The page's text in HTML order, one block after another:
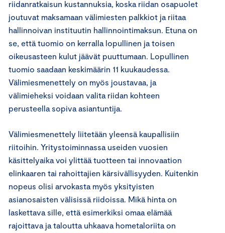
riidanratkaisun kustannuksia, koska riidan osapuolet
joutuvat maksamaan välimiesten palkkiot ja riitaa
hallinnoivan instituutin hallinnointimaksun. Etuna on
se, että tuomio on kerralla lopullinen ja toisen
oikeusasteen kulut jäävät puuttumaan. Lopullinen
tuomio saadaan keskimäärin 11 kuukaudessa.
Välimiesmenettely on myös joustavaa, ja
välimieheksi voidaan valita riidan kohteen
perusteella sopiva asiantuntija.
Välimiesmenettely liitetään yleensä kaupallisiin
riitoihin. Yritystoiminnassa useiden vuosien
käsittelyaika voi ylittää tuotteen tai innovaation
elinkaaren tai rahoittajien kärsivällisyyden. Kuitenkin
nopeus olisi arvokasta myös yksityisten
asianosaisten välisissä riidoissa. Mikä hinta on
laskettava sille, että esimerkiksi omaa elämää
rajoittava ja taloutta uhkaava hometaloriita on